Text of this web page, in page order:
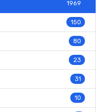
1969
150
80
23
31
10